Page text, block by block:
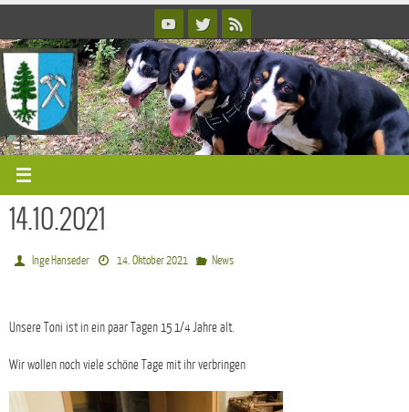
Inhalt
springen
14.10.2021
Inge Hanseder 14. Oktober 2021 News
Unsere Toni ist in ein paar Tagen 15 1/4 Jahre alt.
Wir wollen noch viele schöne Tage mit ihr verbringen